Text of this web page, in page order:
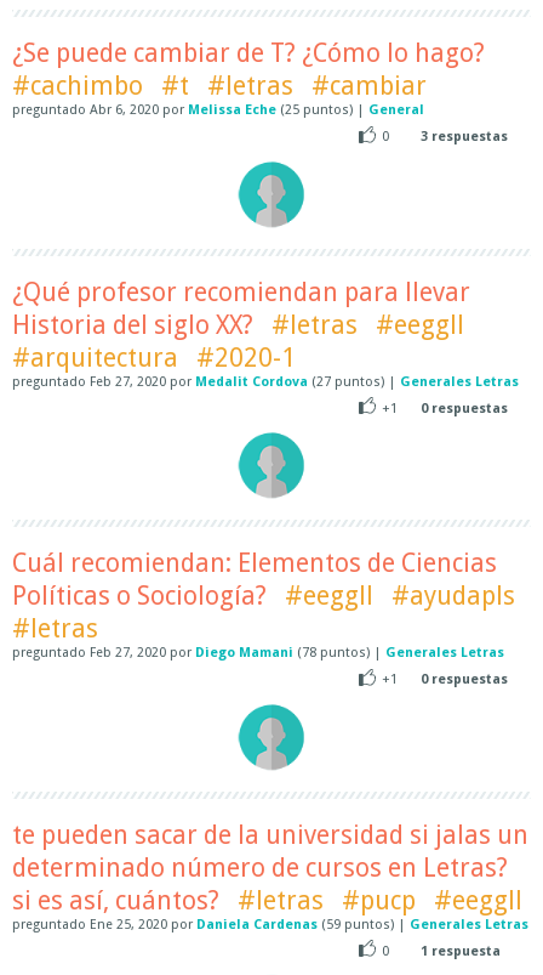
¿Se puede cambiar de T? ¿Cómo lo hago?
#cachimbo
#t #letras #cambiar
preguntado Abr 6, 2020 por Melissa Eche (25 puntos) | General
0
3 respuestas
¿Qué profesor recomiendan para llevar
Historia del siglo XX?
#letras
#eeggll
#arquitectura
#2020-1
preguntado Feb 27, 2020 por Medalit Cordova (27 puntos) | Generales Letras
+1
0respuestas
Cuál recomiendan: Elementos de Ciencias
Políticas o Sociología?
#eeggll
#ayudapls
#letras
preguntado Feb 27, 2020 por Diego Mamani (78 puntos) | Generales Letras
+1
0respuestas
te pueden sacar de la universidad si jalas un
determinado número de cursos en Letras?
si es así, cuántos?
#letras #pucp #eeggll
preguntado Ene 25, 2020 por Daniela Cardenas (59 puntos) | Generales Letras
0
1 respuesta